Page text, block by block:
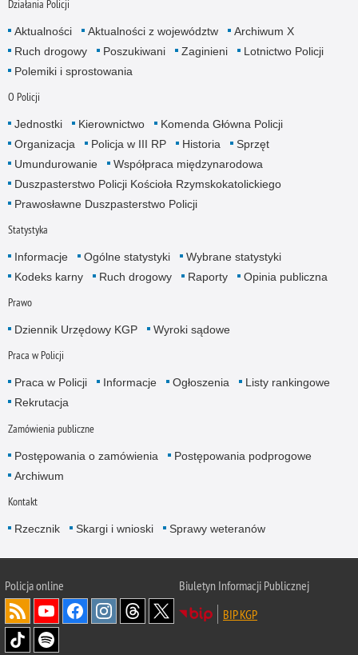
Działania Policji
Aktualności Aktualności z województw
Archiwum X
Ruch drogowy
Poszukiwani Zaginieni
Lotnictwo Policji
Polemiki i sprostowania
O Policji
Jednostki Kierownictwo
Komenda Główna Policji
Organizacja
Policja w III RP Historia
Sprzęt
Umundurowanie
Współpraca międzynarodowa
Duszpasterstwo Policji Kościoła Rzymskokatolickiego
Prawosławne Duszpasterstwo Policji
Statystyka
Informacje Ogólne statystyki
Wybrane statystyki
Kodeks karny
Ruch drogowy Raporty Opinia publiczna
Prawo
Dziennik Urzędowy KGP Wyroki sądowe
Praca w Policji
Praca w Policji Informacje Ogłoszenia
Listy rankingowe
Rekrutacja
Zamówienia publiczne
Postępowania o zamówienia
Postępowania podprogowe
Archiwum
Kontakt
Rzecznik Skargi i wnioski Sprawy weteranów
Policjaonline
Biuletyn Informacji Publicznej
BIP KGP